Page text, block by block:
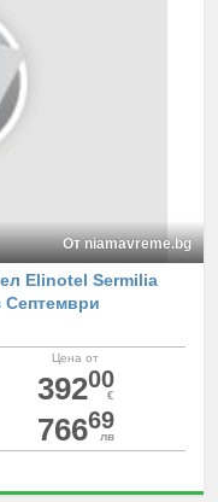
От niamavreme.bg
Elinotel Sermilia
Септември
Цена от
39200
€
76669
лв